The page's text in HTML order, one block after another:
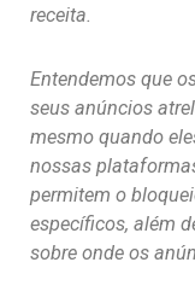
receita.
Entendemos que
seus anúncios
mesmo quando
nossas
permitem o
específicos, além
sobre onde os